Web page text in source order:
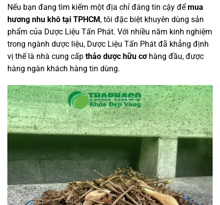
Nếu bạn đang tìm kiếm một địa chỉ đáng tin cậy để mua
hương nhu khô tại TPHCM , tôi đặc biệt khuyên dùng sản
phẩm của Dược Liệu Tấn Phát. Với nhiều năm kinh nghiệm
trong ngành dược liệu, Dược Liệu Tấn Phát đã khẳng định
vị thế là nhà cung cấp thảo dược hữu cơhàng đầu, được
hàng ngàn khách hàng tin dùng.